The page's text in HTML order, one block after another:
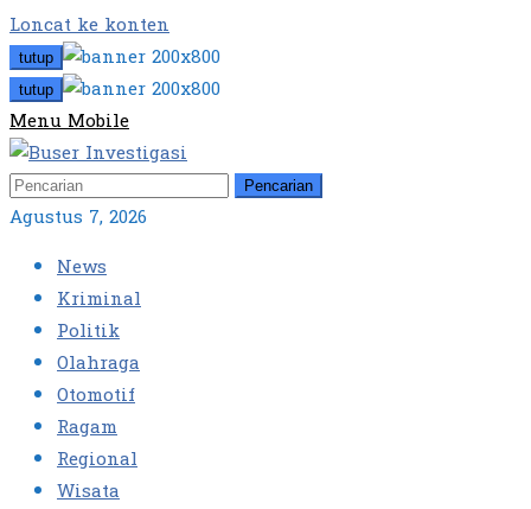
Loncat ke konten
tutup
tutup
Menu Mobile
Pencarian
Agustus 7, 2026
News
Kriminal
Politik
Olahraga
Otomotif
Ragam
Regional
Wisata